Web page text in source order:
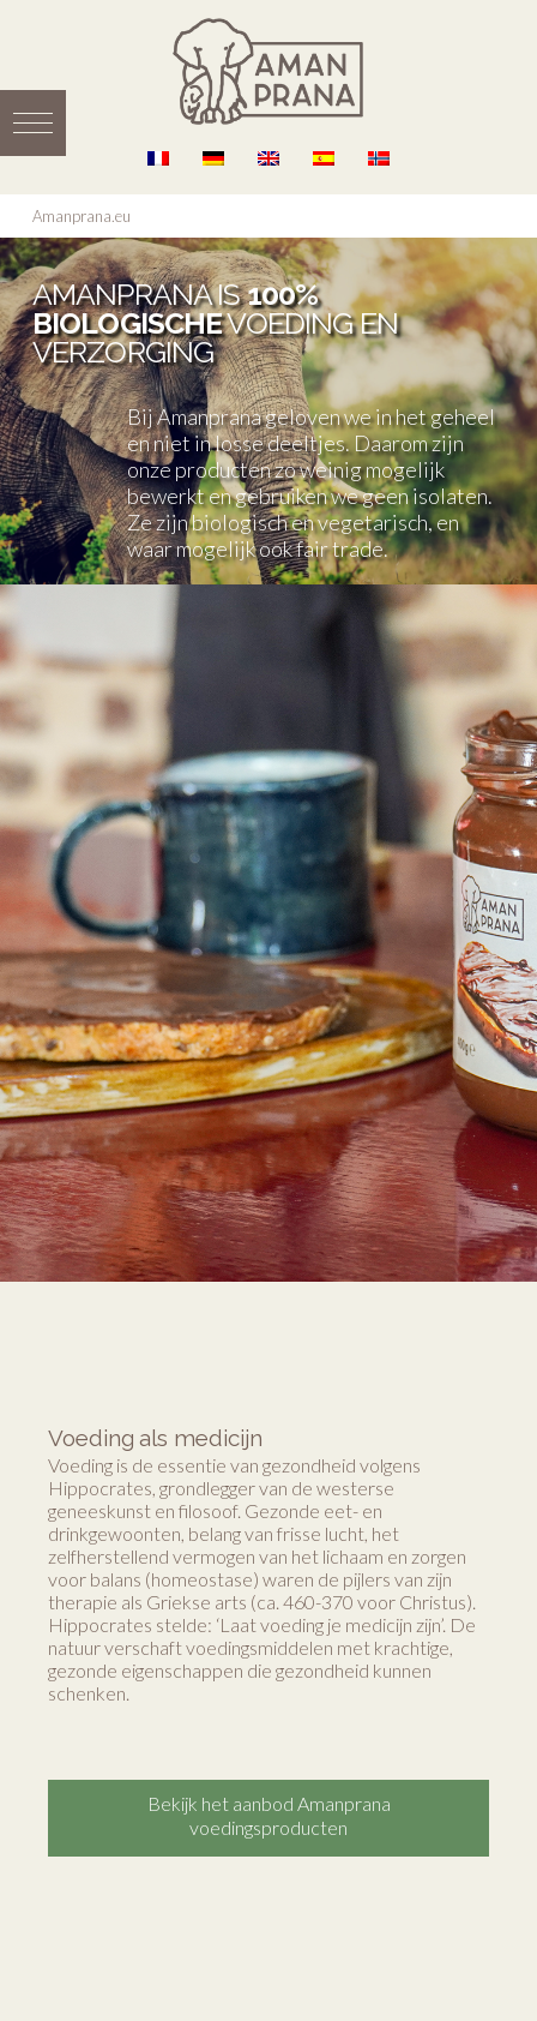
Amanprana.eu
AMANPRANA IS100%
BIOLOGISCHEVOEDING EN
VERZORGING
Bij Amanprana geloven we in het geheel
en niet in losse deeltjes. Daarom zijn
onze producten zo weinig mogelijk
bewerkt en gebruiken we geen isolaten.
Ze zijn biologisch en vegetarisch, en
waar mogelijk ook fair trade.
Voeding als medicijn
Voeding is de essentie van gezondheid volgens
Hippocrates, grondlegger van de westerse
geneeskunst en filosoof. Gezonde eet- en
drinkgewoonten, belang van frisse lucht, het
zelfherstellend vermogen van het lichaam en zorgen
voor balans (homeostase) waren de pijlers van zijn
therapie als Griekse arts (ca. 460-370 voor Christus).
Hippocrates stelde: ‘Laat voeding je medicijn zijn’. De
natuur verschaft voedingsmiddelen met krachtige,
gezonde eigenschappen die gezondheid kunnen
schenken.
Bekijk het aanbod Amanprana
voedingsproducten